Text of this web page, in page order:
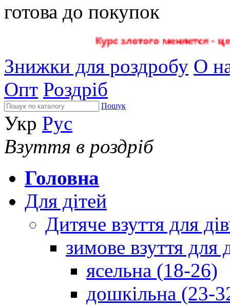
готова до покупок
Знижки для роздробу О
Опт Роздріб
Пошук
Укр Рус
Взуття в роздріб
Головна
Для дітей
Дитяче взуття для
зимове взуття для
ясельна (18-26)
дошкільна (23-